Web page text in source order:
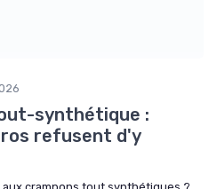
synthétique :
refusent d'y